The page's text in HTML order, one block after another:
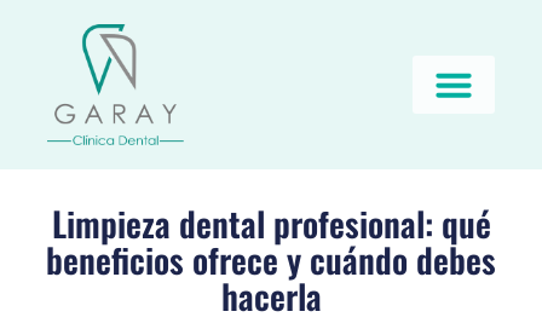
Limpieza dental profesional: qué
beneficios ofrece y cuándo debes
hacerla